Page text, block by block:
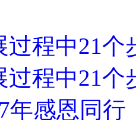
过程中21
过程中21
年感恩同